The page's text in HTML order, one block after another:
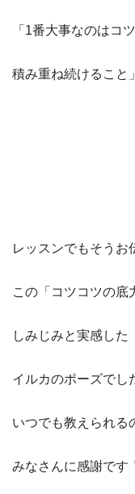
「1番大事なのはコ
積み重ね続けること」
レッスンでもそうお
この「コツコツの底
しみじみと実感した
イルカのポーズでし
いつでも教えられる
みなさんに感謝で